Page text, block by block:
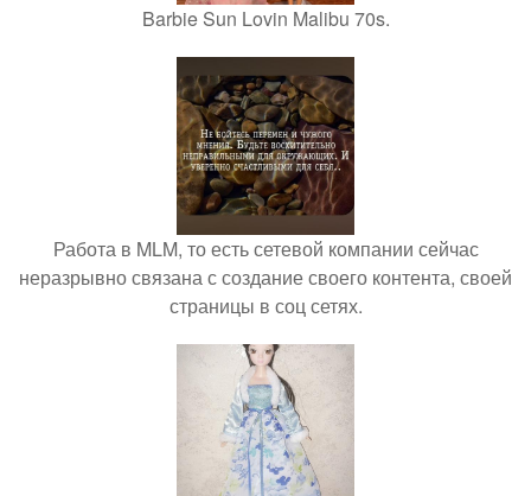
Barbie Sun Lovin Malibu 70s.
Работа в MLM, то есть сетевой компании сейчас
неразрывно связана с создание своего контента, своей
страницы в соц сетях.